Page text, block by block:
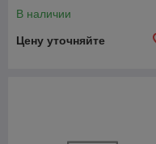
В наличии
Цену уточняйте